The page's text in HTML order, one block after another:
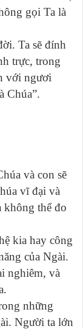
gọi Ta là
Ta sẽ đính
trực, trong
với ngươi
Chúa”.
và con sẽ
vĩ đại và
không thể đo
kia hay công
của Ngài.
nghiêm, và
những
Người ta lớn